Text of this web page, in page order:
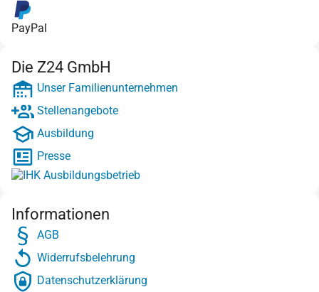
PayPal
Die Z24 GmbH
Unser Familienunternehmen
Stellenangebote
Ausbildung
Presse
Informationen
AGB
Widerrufsbelehrung
Datenschutzerklärung